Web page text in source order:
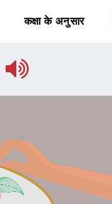
कक्षा के अनुसार